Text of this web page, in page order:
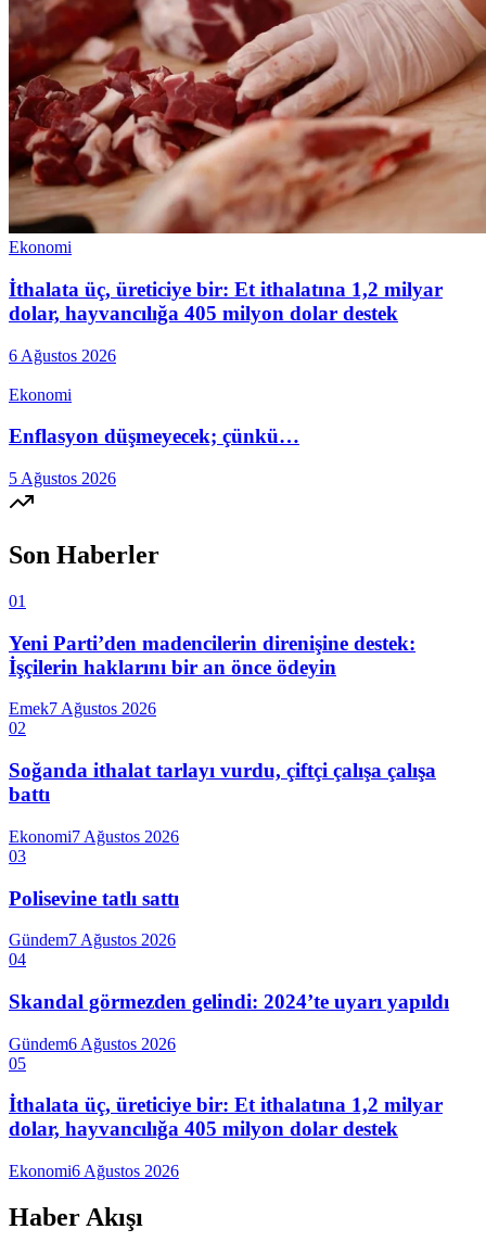
Ekonomi
İthalata üç, üreticiye bir: Et ithalatına 1,2 milyar
dolar, hayvancılığa 405 milyon dolar destek
6 Ağustos 2026
Ekonomi
Enflasyon düşmeyecek; çünkü…
5 Ağustos 2026
Son Haberler
01
Yeni Parti’den madencilerin direnişine destek:
İşçilerin haklarını bir an önce ödeyin
Emek7 Ağustos 2026
02
Soğanda ithalat tarlayı vurdu, çiftçi çalışa çalışa
battı
Ekonomi7 Ağustos 2026
03
Polisevine tatlı sattı
Gündem7 Ağustos 2026
04
Skandal görmezden gelindi: 2024’te uyarı yapıldı
Gündem6 Ağustos 2026
05
İthalata üç, üreticiye bir: Et ithalatına 1,2 milyar
dolar, hayvancılığa 405 milyon dolar destek
Ekonomi6 Ağustos 2026
Haber Akışı